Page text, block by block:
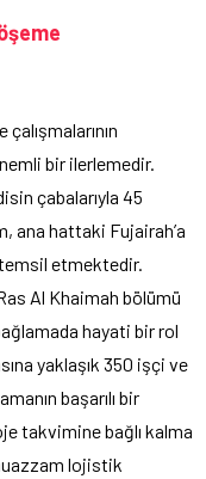
bir ilerlemedir.
çabalarıyla 45
ana hattaki Fujairah’a
etmektedir.
Al Khaimah bölümü
hayati bir rol
yaklaşık 350 işçi ve
başarılı bir
takvimine bağlı kalma
lojistik